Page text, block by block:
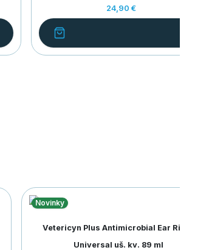
Novinky
Vetericyn Plus Antimicrobial Ear Rinse
Universal uš. kv. 89 ml
24,90 €